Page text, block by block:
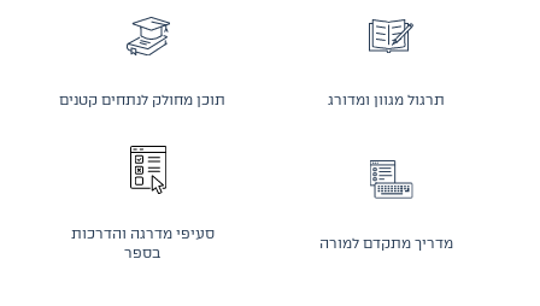
תרגול מגוון ומדורג תוכן מחולק לנתחים קטנים
מדריך מתקדם למורה
סעיפי מדרגה והדרכות
בספר